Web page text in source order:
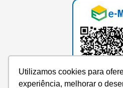
Utilizamos cookies para
experiência, melhorar o